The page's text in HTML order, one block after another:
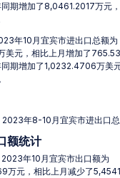
期增加了8,0461.2017万元
年10月宜宾市进出口总额为
美元，相比上月增加了
期增加了1,0232.4706万美
2023年8-10月宜宾市进出口总
额统计
年10月宜宾市出口额为
万元，相比上月减少了